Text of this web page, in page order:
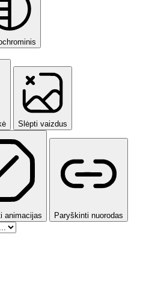
Slėpti vaizdus
animacijas Paryškinti nuorodas